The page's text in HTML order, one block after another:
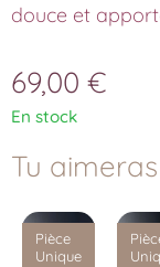
douce et
69,00 €
En stock
Tu
Pièce
Unique